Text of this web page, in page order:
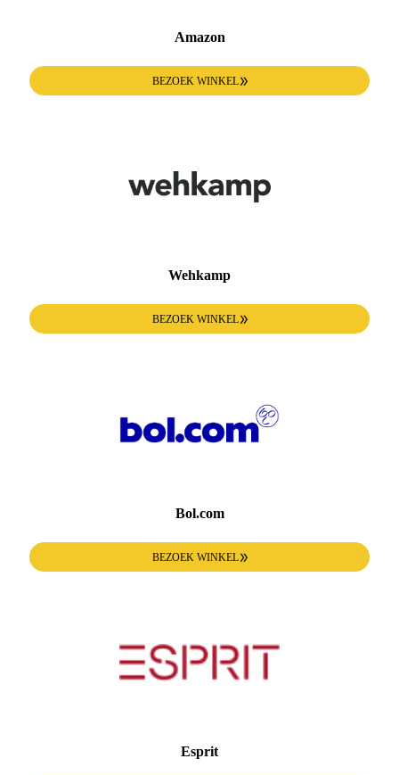
Amazon
BEZOEK WINKEL
Wehkamp
BEZOEK WINKEL
Bol.com
BEZOEK WINKEL
Esprit